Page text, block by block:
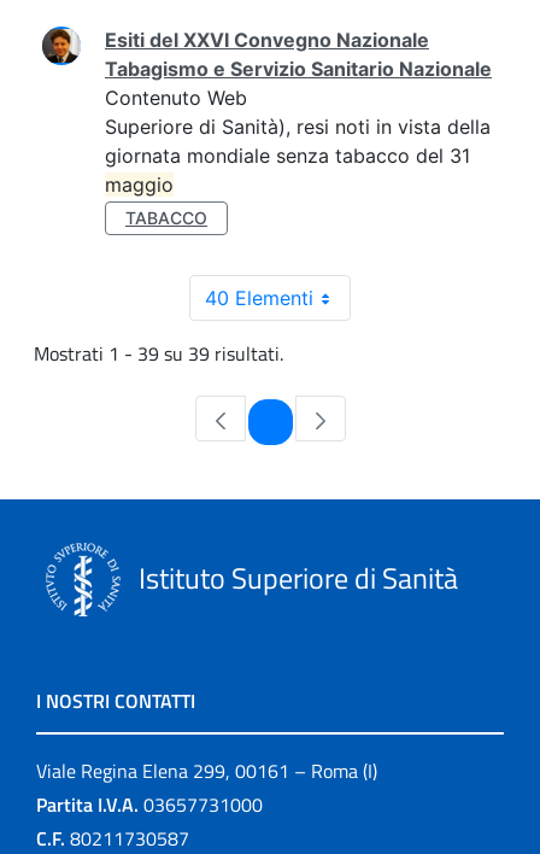
Esiti del XXVI Convegno Nazionale
Tabagismo e Servizio Sanitario Nazionale
Contenuto Web
Superiore di Sanità), resi noti in vista della
giornata mondiale senza tabacco del 31
maggio
TABACCO
40 Elementi
Mostrati 1 - 39 su 39 risultati.
Pagina
Istituto Superiore di Sanità
I NOSTRI CONTATTI
Viale Regina Elena 299, 00161 – Roma (I)
Partita I.V.A. 03657731000
C.F. 80211730587